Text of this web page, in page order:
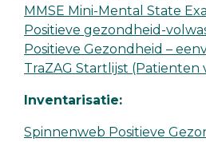
MMSE Mini-Mental State
Positieve gezondheid-
Positieve Gezondheid –
TraZAG Startlijst (Patienten
Inventarisatie:
Spinnenweb Positieve